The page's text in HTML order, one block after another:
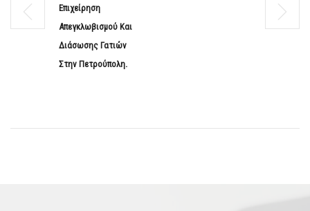
Επιχείρηση
Απεγκλωβισμού Και
Διάσωσης Γατιών
Στην Πετρούπολη.